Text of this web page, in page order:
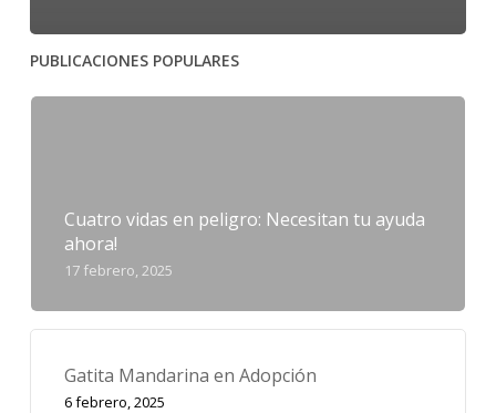
PUBLICACIONES POPULARES
Cuatro vidas en peligro: Necesitan tu ayuda
ahora!
17 febrero, 2025
Gatita Mandarina en Adopción
6 febrero, 2025